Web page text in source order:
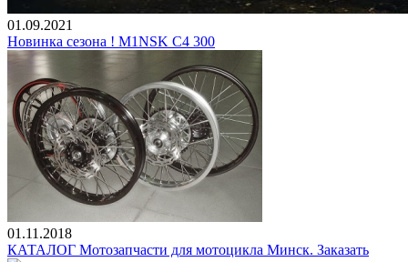
01.09.2021
Новинка сезона ! M1NSK С4 300
01.11.2018
КАТАЛОГ Мотозапчасти для мотоцикла Минск. Заказать